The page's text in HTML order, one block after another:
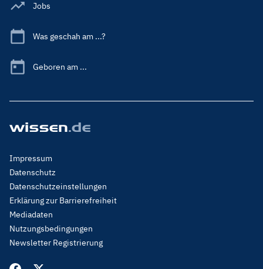
Jobs
Was geschah am ...?
Geboren am ...
Footer
Menu
Legal
Impressum
Datenschutz
Datenschutzeinstellungen
Erklärung zur Barrierefreiheit
Mediadaten
Nutzungsbedingungen
Newsletter Registrierung